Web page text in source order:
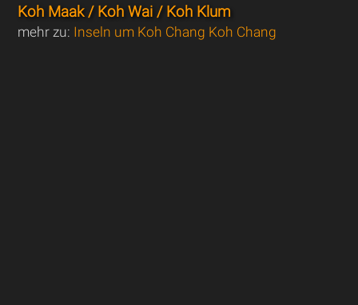
Koh Maak / Koh Wai / Koh Klum
mehr zu: Inseln um Koh Chang Koh Chang